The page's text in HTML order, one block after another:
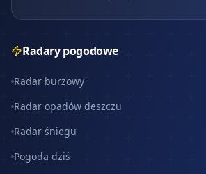
Radary pogodowe
Radar burzowy
Radar opadów deszczu
Radar śniegu
Pogoda dziś